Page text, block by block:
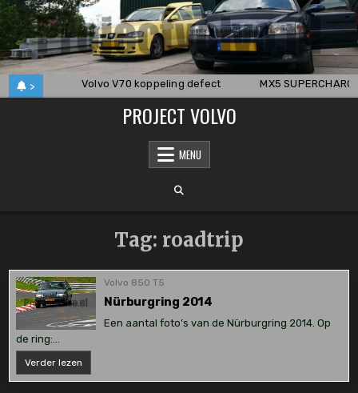
Skip
to
content
>
deel 3 Volvo V70 koppeling defect MX5
PROJECT VOLVO
MENU
Tag: roadtrip
Volvo 850 T5
Nürburgring 2014
Een aantal foto’s van de Nürburgring 2014. Op
de ring:…
Verder lezen
2014